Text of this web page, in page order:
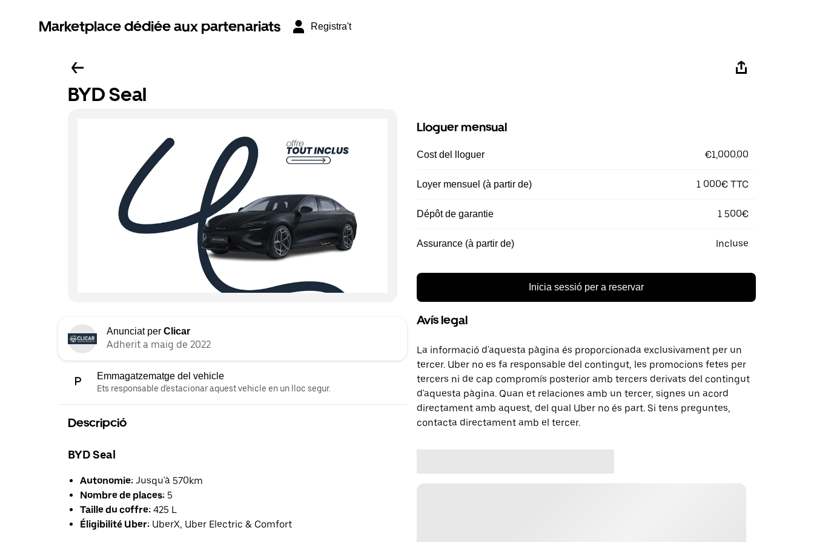
Marketplace dédiée aux partenariats Registra't
BYD Seal
Anunciat per Clicar
Adherit a maig de 2022
Emmagatzematge del vehicle
Ets responsable d'estacionar aquest vehicle en un lloc segur.
Descripció
BYD Seal
Autonomie: Jusqu'à 570km
Nombre de places: 5
Taille du coffre: 425 L
Éligibilité Uber: UberX, Uber Electric & Comfort
Lloguer mensual
Cost del lloguer €1,000.00
Loyer mensuel (à partir de) 1 000€ TTC
Dépôt de garantie 1 500€
Assurance (à partir de) Incluse
Inicia sessió per a reservar
Avís legal
La informació d'aquesta pàgina és proporcionada exclusivament per un
tercer. Uber no es fa responsable del contingut, les promocions fetes per
tercers ni de cap compromís posterior amb tercers derivats del contingut
d'aquesta pàgina. Quan et relaciones amb un tercer, signes un acord
directament amb aquest, del qual Uber no és part. Si tens preguntes,
contacta directament amb el tercer.